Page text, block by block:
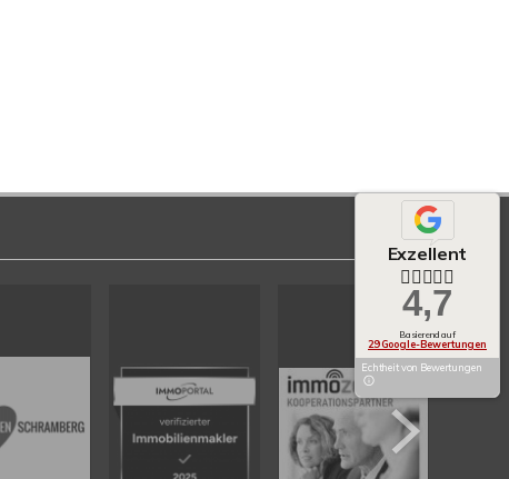
Exzellent
4,7
Basierend auf
29 Google-Bewertungen
Echtheit von Bewertungen